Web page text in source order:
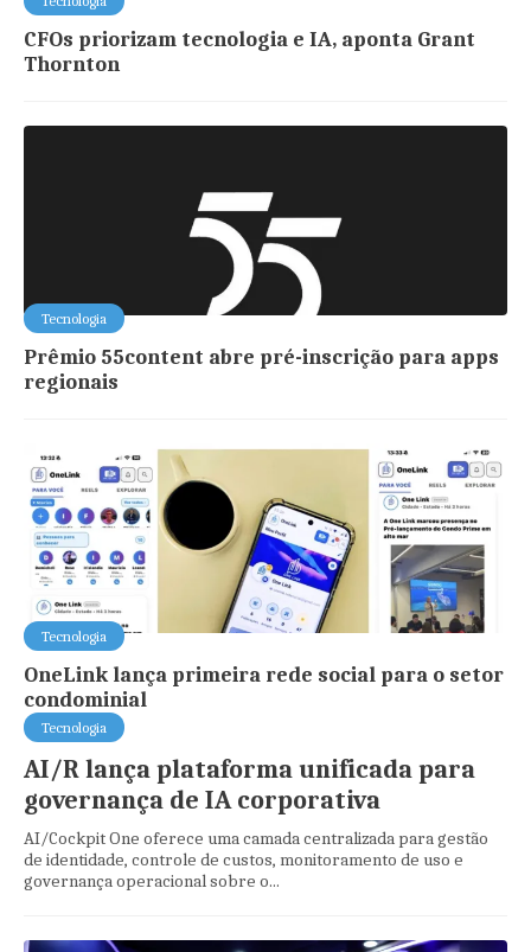
CFOs priorizam tecnologia e IA, aponta Grant
Thornton
Tecnologia
Prêmio 55content abre pré-inscrição para apps
regionais
Tecnologia
OneLink lança primeira rede social para o setor
condominial
Tecnologia
AI/R lança plataforma unificada para
governança de IA corporativa
AI/Cockpit One oferece uma camada centralizada para gestão
de identidade, controle de custos, monitoramento de uso e
governança operacional sobre o...